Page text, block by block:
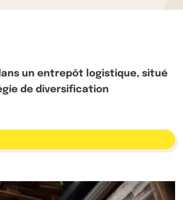
un entrepôt logistique, situé
de diversification